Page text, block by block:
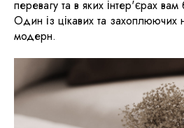
перевагу та в яких інтер'єрах
Один із цікавих та захоплюючих
модерн.